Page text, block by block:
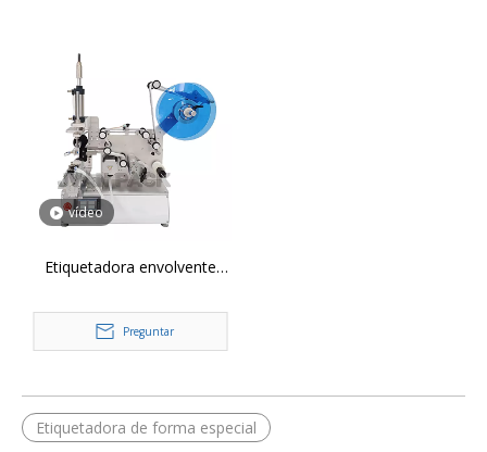
vídeo
Etiquetadora envolvente
MT-805Preguntar
Etiquetadora de forma especial